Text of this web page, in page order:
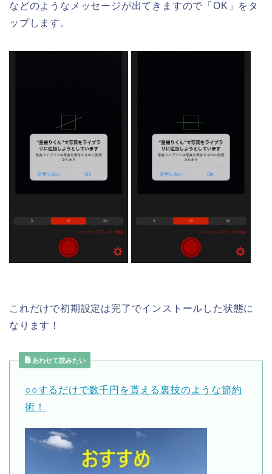
などのようなメッセージが出てきますので「OK」をタ
ップします。
これだけで初期設定は完了でインストールした状態に
なります！
あわせて読みたい
○○するだけで数千円を貰える裏技のような節約
術！